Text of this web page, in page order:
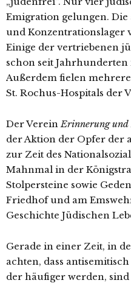
Emigration gelun­gen.
und Konzentrationslager
Einige der ver­trie­be­nen
schon seit Jahrhunderten
Außerdem fie­len
St. Rochus-Hospitals der
Der VereinErinnerung und
der Aktion der Opfer der
zur Zeit des
Mahnmal in der
Stolpersteine sowie
Friedhof und am
Geschichte Jüdischen
Gerade in einer Zeit, in
ach­ten, dass
der häu­fi­ger wer­den,